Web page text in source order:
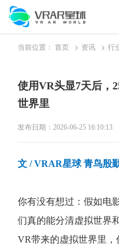
当前位置： 首页 资讯 行
使用VR头显7天后，
世界里
发布日期：2026-06-25 16:10:13
文 / VRAR星球 青鸟殷
你有没有想过：假如电
们真的能分清虚拟世界
VR带来的虚拟世界里，